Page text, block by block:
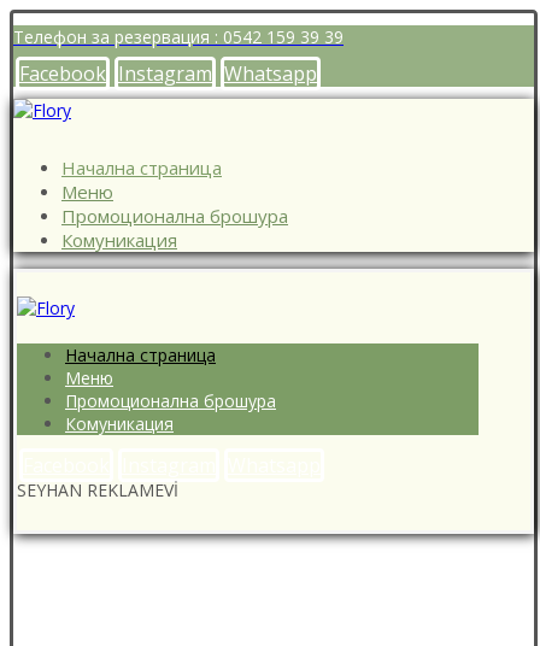
Телефон за резервация : 0542 159 39 39
Facebook Instagram Whatsapp
Начална страница
Меню
Промоционална брошура
Комуникация
Начална страница
Меню
Промоционална брошура
Комуникация
SEYHAN REKLAMEVİ